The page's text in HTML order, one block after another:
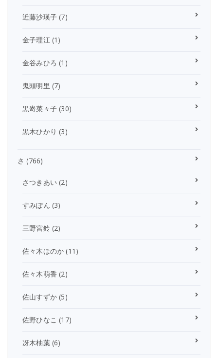
近藤沙瑛子 (7)
金子理江(1)
金谷みひろ (1)
鬼頭明里 (7)
黒嵜菜々子 (30)
黒木ひかり (3)
さ (766)
さつきあい (2)
すみぽん (3)
三野宮鈴(2)
佐々木ほのか (11)
佐々木萌香 (2)
佐山すずか (5)
佐野ひなこ (17)
冴木柚葉(6)